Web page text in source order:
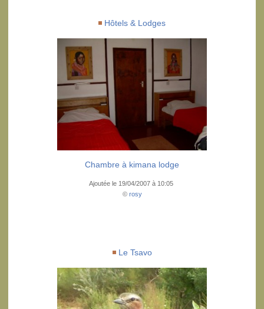
Hôtels & Lodges
Chambre à kimana lodge
Ajoutée le 19/04/2007 à 10:05
© rosy
Le Tsavo